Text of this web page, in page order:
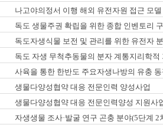
나고야의정서 이행 해외 유전자원 접근 모델
독도 생물주권 확립을 위한 종합 인벤토리
독도자생식물 보전 및 관리를 위한 유전자
독도 자생 무척추동물의 분자 계통지리학적
사육을 통한 한반도 주요자생나방의 유충
생물다양성협약 대응 전문인력 양성사업
생물다양성협약 대응 전문인력양성 지원사
자생생물 조사·발굴 연구 곤충 분야(5단계 2